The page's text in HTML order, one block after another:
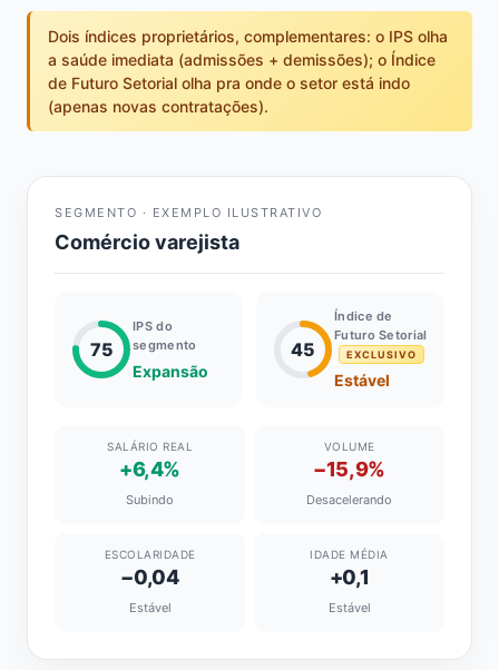
Dois índices proprietários, complementares: o IPS olha
a saúde imediata (admissões + demissões); o Índice
de Futuro Setorial olha pra onde o setor está indo
(apenas novas contratações).
SEGMENTO · EXEMPLO ILUSTRATIVO
Comércio varejista
75
IPS do
segmento
Expansão
45
Índice de
Futuro Setorial
EXCLUSIVO
Estável
SALÁRIO REAL
+6,4%
Subindo
VOLUME
−15,9%
Desacelerando
ESCOLARIDADE
−0,04
Estável
IDADE MÉDIA
+0,1
Estável